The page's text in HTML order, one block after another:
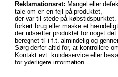
Reklamationsret: Mangel eller
tale om en en fejl på produktet,
der var til stede på
forkert brug eller måske et
der udsætter produktet for noget det
beregnet til i f.t. almindelig og
Sørg derfor altid for, at kontrollere
Kontakt evt. kundeservice eller
for yderligere information.